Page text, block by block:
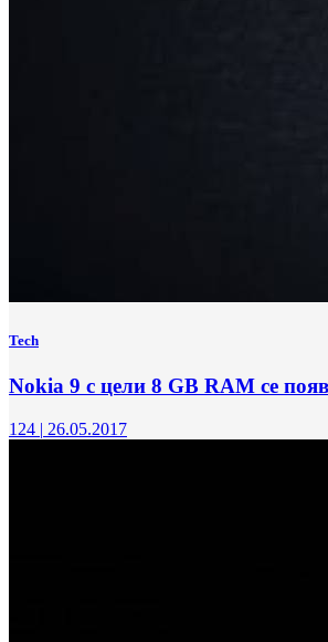
Tech
Nokia 9 с цели 8 GB RAM се
124 | 26.05.2017